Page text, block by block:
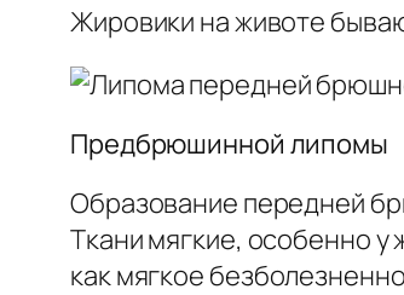
Жировики на животе
Предбрюшинной липомы
Образование передней
Ткани мягкие, особенно
как мягкое